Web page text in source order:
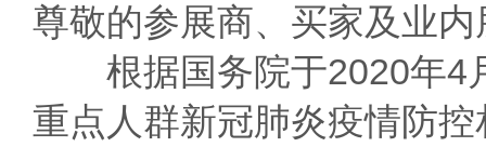
尊敬的参展商、买家及业
根据国务院于2020年4
重点人群新冠肺炎疫情防